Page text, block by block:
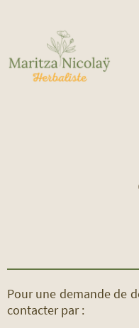
Pour une demande de
contacter par :